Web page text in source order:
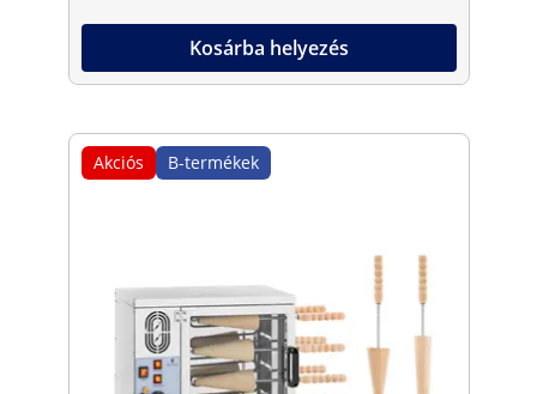
Kosárba helyezés
Akciós B-termékek